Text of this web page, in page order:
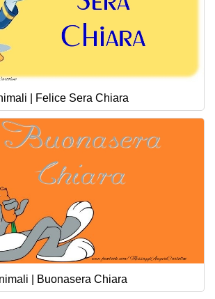
| Felice Sera Chiara
| Buonasera Chiara